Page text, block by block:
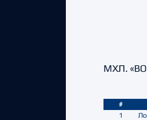
МХЛ.
#
1